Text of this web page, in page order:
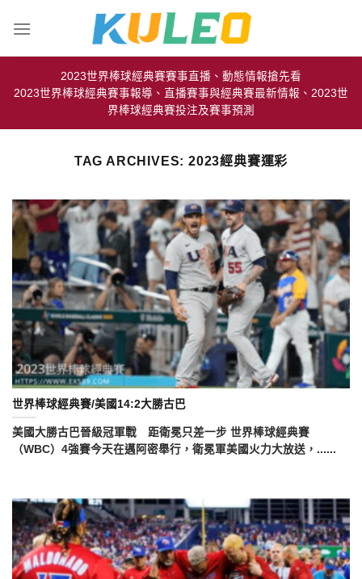
2023世界棒球經典賽賽事直播、動態情報搶先看
2023世界棒球經典賽事報導、直播賽事與經典賽最新情報、2023世
界棒球經典賽投注及賽事預測
TAG ARCHIVES: 2023經典賽運彩
世界棒球經典賽/美國14:2大勝古巴
美國大勝古巴晉級冠軍戰 距衛冕只差一步 世界棒球經典賽
（WBC）4強賽今天在邁阿密舉行，衛冕軍美國火力大放送，......